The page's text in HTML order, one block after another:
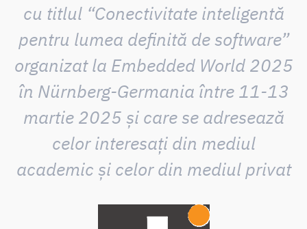
cu titlul “Conectivitate inteligentă
pentru lumea definită de software”
organizat la Embedded World 2025
în Nürnberg-Germania între 11-13
martie 2025 și care se adresează
celor interesați din mediul
academic și celor din mediul privat